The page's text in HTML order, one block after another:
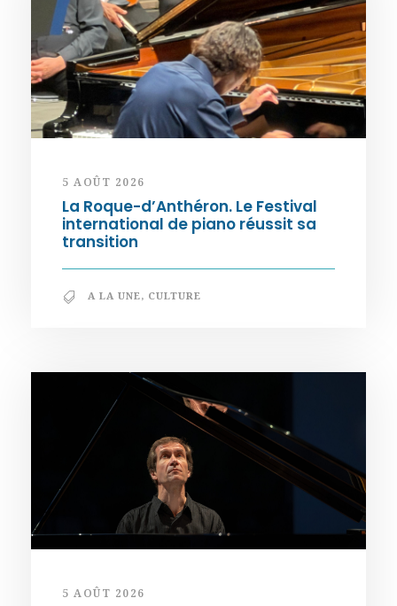
5 AOÛT 2026
La Roque-d’Anthéron. Le Festival
international de piano réussit sa
transition
A LA UNE, CULTURE
5 AOÛT 2026